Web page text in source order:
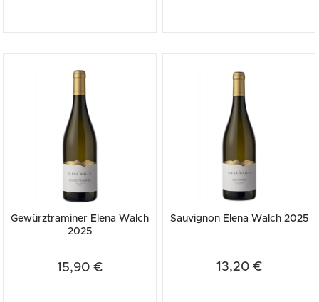
Gewürztraminer Elena Walch
2025
15,90 €
Sauvignon Elena Walch 2025
13,20 €